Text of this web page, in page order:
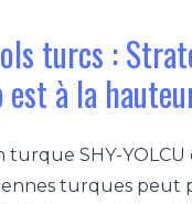
turcs :
est à la
SHY-
turques peut